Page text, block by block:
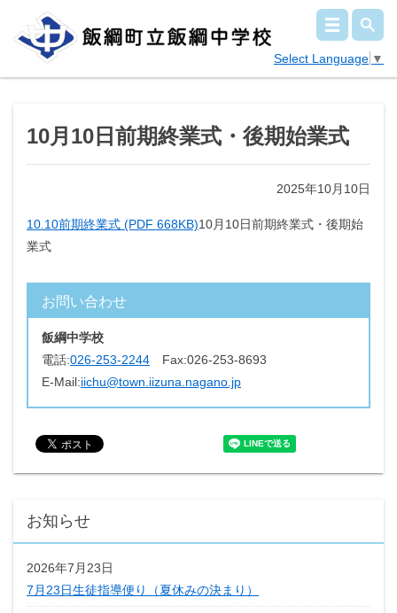
Select Language ▼
10月10日前期終業式・後期始業式
2025年10月10日
10.10前期終業式 (PDF 668KB)10月10日前期終業式・後期始
業式
お問い合わせ
飯綱中学校
電話:026-253-2244 Fax:026-253-8693
E-Mail:iichu@town.iizuna.nagano.jp
お知らせ
2026年7月23日
7月23日生徒指導便り（夏休みの決まり）